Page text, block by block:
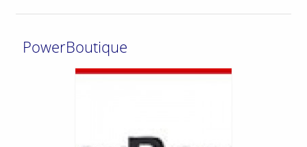
PowerBoutique